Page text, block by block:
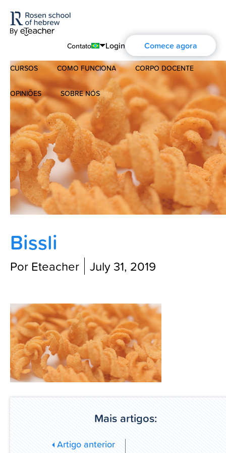
Contato
English
Português
Español
Français
Deutsch
Русский
Login Comece agora
CURSOS
Hebraico Moderno
Hebraico para crianças
Hebraico Bíblico
COMO FUNCIONA CORPO DOCENTE
OPINIÕES SOBRE NÓS
Sobre nós
A história de Aharon Rosen
Certificação
Contato
Bissli
Por Eteacher July 31, 2019
Mais artigos:
Artigo anterior